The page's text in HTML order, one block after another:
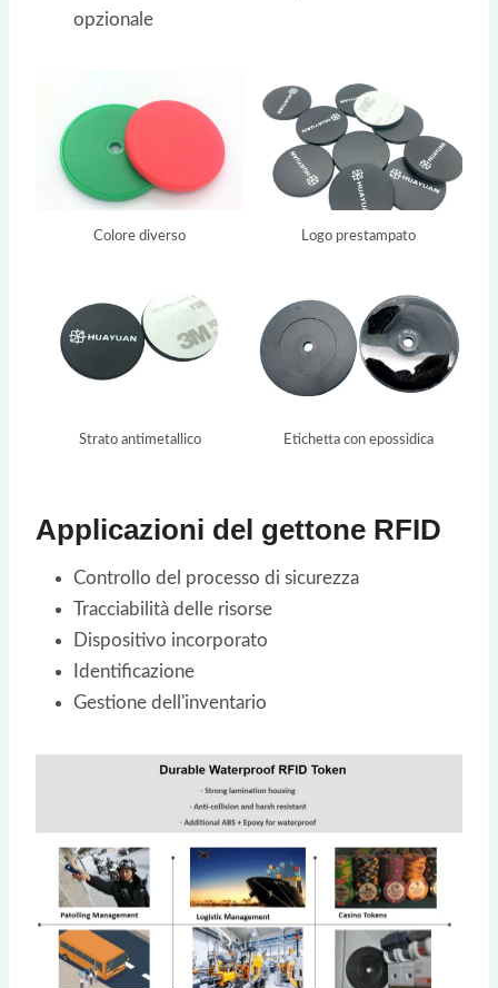
opzionale
Colore diverso Logo prestampato
Strato antimetallico Etichetta con epossidica
Applicazioni del gettone RFID
Controllo del processo di sicurezza
Tracciabilità delle risorse
Dispositivo incorporato
Identificazione
Gestione dell'inventario